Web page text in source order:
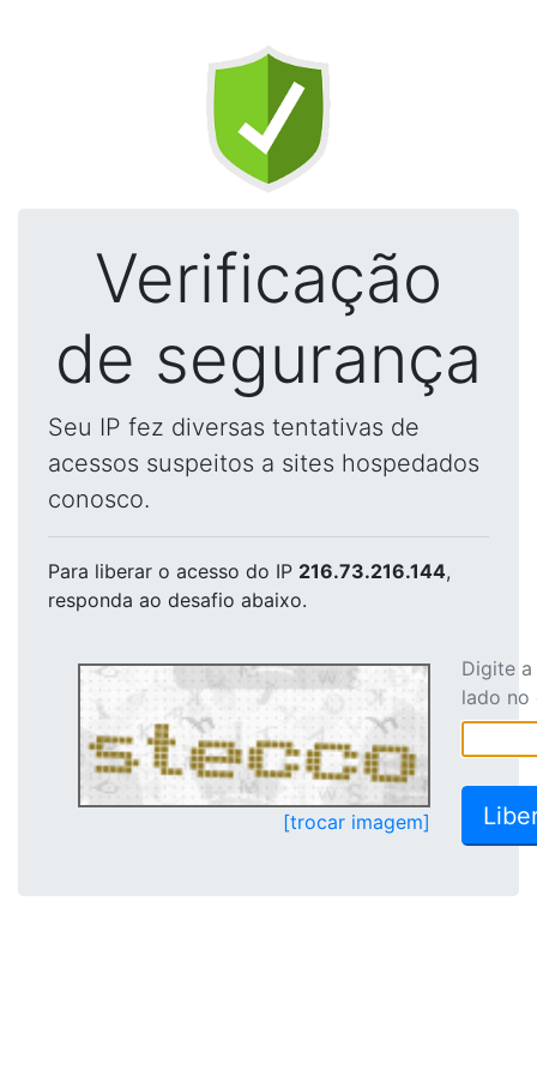
Verificação
de segurança
Seu IP fez diversas tentativas de
acessos suspeitos a sites hospedados
conosco.
Para liberar o acesso do IP 216.73.216.144,
responda ao desafio abaixo.
[trocar imagem]
Digite
lado no